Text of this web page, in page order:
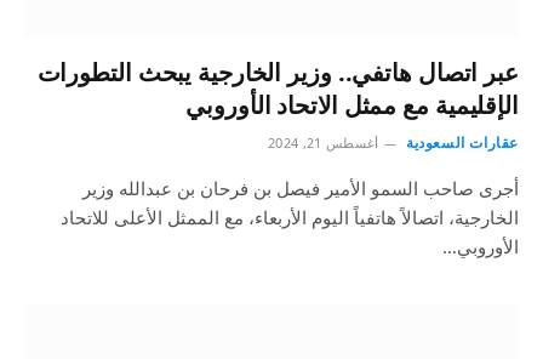
عبر اتصال هاتفي.. وزير الخارجية يبحث التطورات
الإقليمية مع ممثل الاتحاد الأوروبي
عقارات السعودية أغسطس 21, 2024
أجرى صاحب السمو الأمير فيصل بن فرحان بن عبدالله وزير
الخارجية، اتصالاً هاتفياً اليوم الأربعاء، مع الممثل الأعلى للاتحاد
الأوروبي…